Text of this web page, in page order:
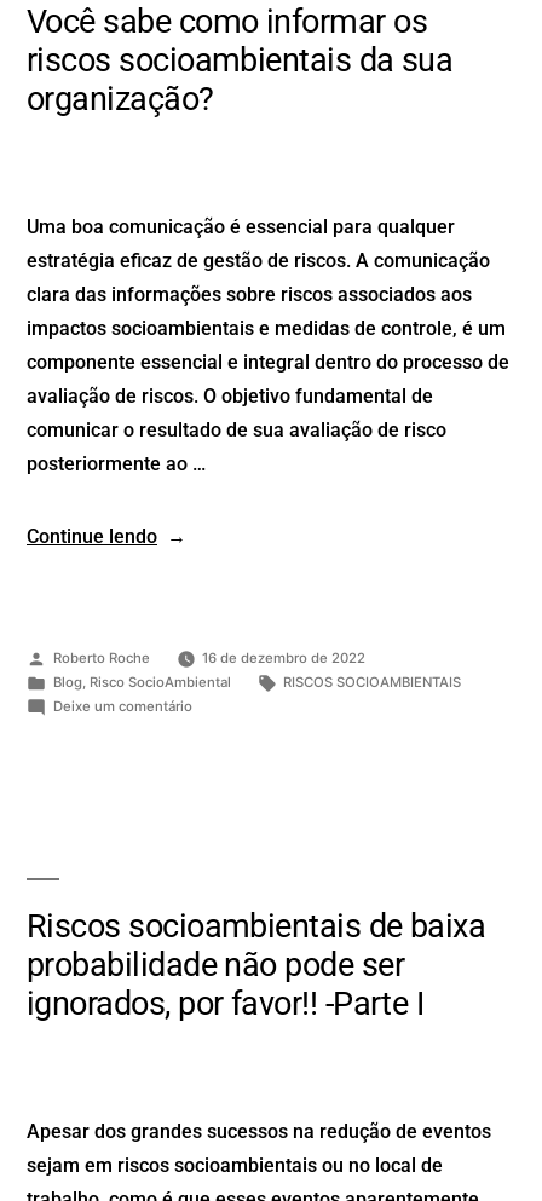
Você sabe como informar os
riscos socioambientais da sua
organização?
Uma boa comunicação é essencial para qualquer
estratégia eficaz de gestão de riscos. A comunicação
clara das informações sobre riscos associados aos
impactos socioambientais e medidas de controle, é um
componente essencial e integral dentro do processo de
avaliação de riscos. O objetivo fundamental de
comunicar o resultado de sua avaliação de risco
posteriormente ao …
Continue lendo
Roberto Roche
16 de dezembro de 2022
Blog, Risco SocioAmbiental
RISCOS SOCIOAMBIENTAIS
Deixe um comentário
Riscos socioambientais de baixa
probabilidade não pode ser
ignorados, por favor!! -Parte I
Apesar dos grandes sucessos na redução de eventos
sejam em riscos socioambientais ou no local de